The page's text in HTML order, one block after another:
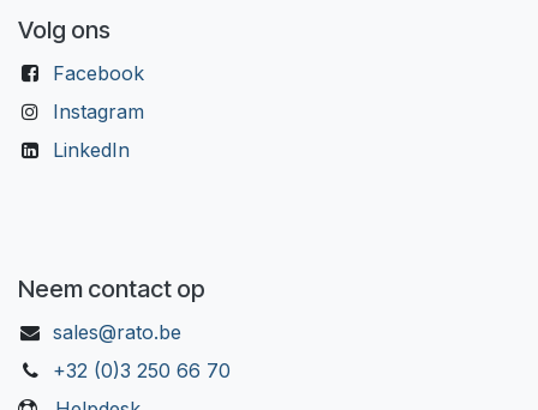
Volg ons
Facebook
Instagram
LinkedIn
Neem contact op
sales@rato.be
+32 (0)3 250 66 70